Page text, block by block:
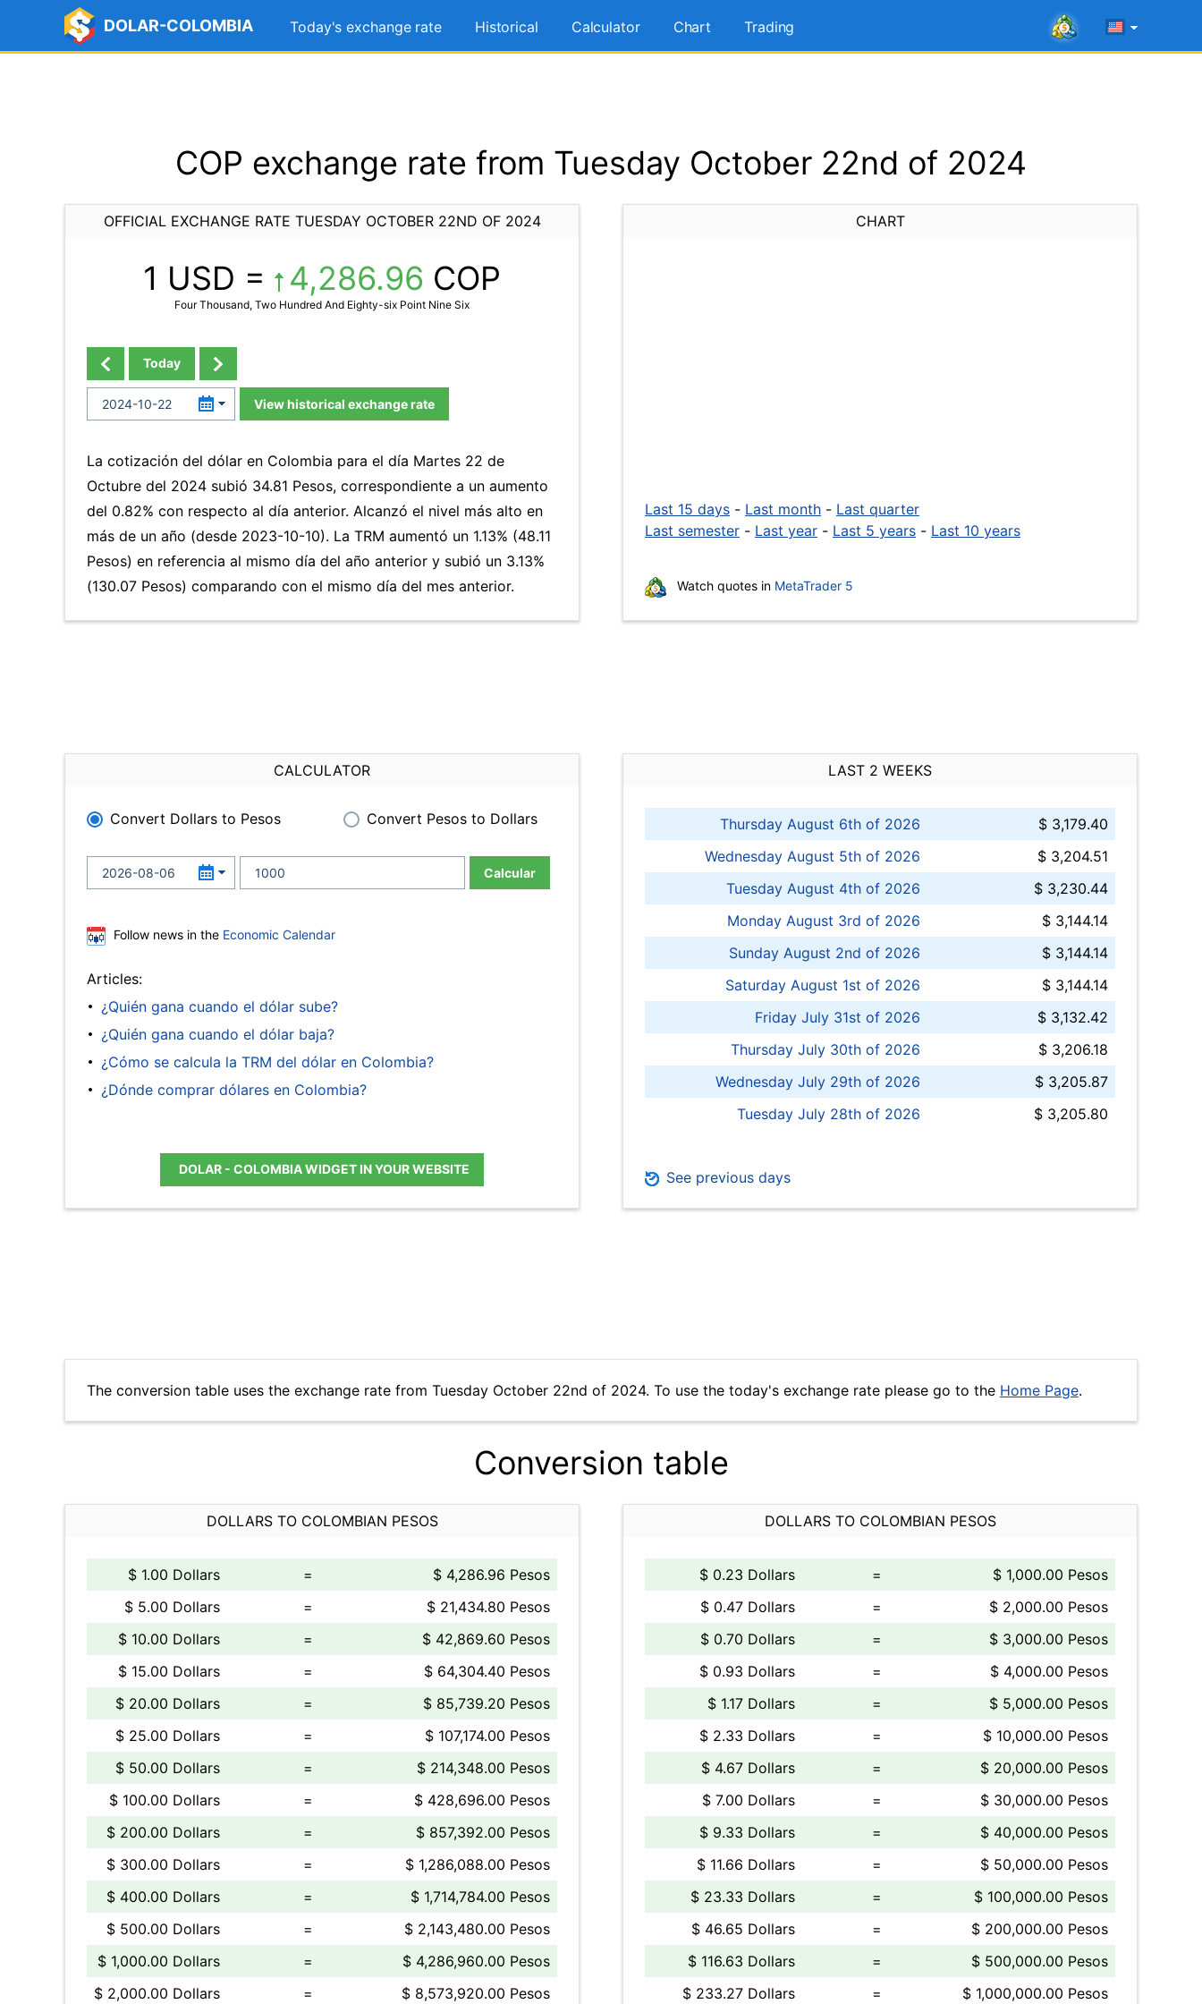
DOLAR-COLOMBIA Today's exchange rate Historical Calculator Chart Trading
COP exchange rate from Tuesday October 22nd of 2024
OFFICIAL EXCHANGE RATE TUESDAY OCTOBER 22ND OF 2024
1 USD = 4,286.96 COP
Four Thousand, Two Hundred And Eighty-six Point Nine Six
Today
View historical exchange rate
La cotización del dólar en Colombia para el día Martes 22 de
Octubre del 2024 subió 34.81 Pesos, correspondiente a un aumento
del 0.82% con respecto al día anterior. Alcanzó el nivel más alto en
más de un año (desde 2023-10-10). La TRM aumentó un 1.13% (48.11
Pesos) en referencia al mismo día del año anterior y subió un 3.13%
(130.07 Pesos) comparando con el mismo día del mes anterior.
CHART
Last 15 days - Last month - Last quarter
Last semester - Last year - Last 5 years - Last 10 years
Watch quotes in MetaTrader 5
CALCULATOR
Convert Dollars to Pesos Convert Pesos to Dollars
Calcular
Follow news in the Economic Calendar
Articles:
¿Quién gana cuando el dólar sube?
¿Quién gana cuando el dólar baja?
¿Cómo se calcula la TRM del dólar en Colombia?
¿Dónde comprar dólares en Colombia?
DOLAR - COLOMBIA WIDGET IN YOUR WEBSITE
LAST 2 WEEKS
Thursday August 6th of 2026
$ 3,179.40
Wednesday August 5th of 2026
$ 3,204.51
Tuesday August 4th of 2026
$ 3,230.44
Monday August 3rd of 2026
$ 3,144.14
Sunday August 2nd of 2026
$ 3,144.14
Saturday August 1st of 2026
$ 3,144.14
Friday July 31st of 2026
$ 3,132.42
Thursday July 30th of 2026
$ 3,206.18
Wednesday July 29th of 2026
$ 3,205.87
Tuesday July 28th of 2026
$ 3,205.80
See previous days
The conversion table uses the exchange rate from Tuesday October 22nd of 2024. To use the today's exchange rate please go to the Home Page.
Conversion table
DOLLARS TO COLOMBIAN PESOS
$ 1.00 Dollars =
$ 4,286.96 Pesos
$ 5.00 Dollars
=
$ 21,434.80 Pesos
$ 10.00 Dollars
=
$ 42,869.60 Pesos
$ 15.00 Dollars
=
$ 64,304.40 Pesos
$ 20.00 Dollars
=
$ 85,739.20 Pesos
$ 25.00 Dollars
=
$ 107,174.00 Pesos
$ 50.00 Dollars
=
$ 214,348.00 Pesos
$ 100.00 Dollars
=
$ 428,696.00 Pesos
$ 200.00 Dollars
=
$ 857,392.00 Pesos
$ 300.00 Dollars
=
$ 1,286,088.00 Pesos
$ 400.00 Dollars
=
$ 1,714,784.00 Pesos
$ 500.00 Dollars
=
$ 2,143,480.00 Pesos
$ 1,000.00 Dollars
=
$ 4,286,960.00 Pesos
$ 2,000.00 Dollars
= $ 8,573,920.00 Pesos
DOLLARS TO COLOMBIAN PESOS
$ 0.23 Dollars =
$ 1,000.00 Pesos
$ 0.47 Dollars
=
$ 2,000.00 Pesos
$ 0.70 Dollars
=
$ 3,000.00 Pesos
$ 0.93 Dollars
=
$ 4,000.00 Pesos
$ 1.17 Dollars
=
$ 5,000.00 Pesos
$ 2.33 Dollars
=
$ 10,000.00 Pesos
$ 4.67 Dollars
=
$ 20,000.00 Pesos
$ 7.00 Dollars
=
$ 30,000.00 Pesos
$ 9.33 Dollars
=
$ 40,000.00 Pesos
$ 11.66 Dollars
=
$ 50,000.00 Pesos
$ 23.33 Dollars
=
$ 100,000.00 Pesos
$ 46.65 Dollars
=
$ 200,000.00 Pesos
$ 116.63 Dollars
=
$ 500,000.00 Pesos
$ 233.27 Dollars
= $ 1,000,000.00 Pesos